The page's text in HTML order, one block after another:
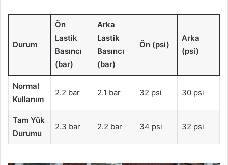
Durum
Ön
Lastik
Basıncı
(bar)
Arka
Lastik
Basıncı
(bar)
Ön (psi)
Arka
(psi)
Normal
Kullanım
2.2 bar 2.1 bar 32 psi 30 psi
Tam Yük
Durumu
2.3 bar 2.2 bar 34 psi 32 psi